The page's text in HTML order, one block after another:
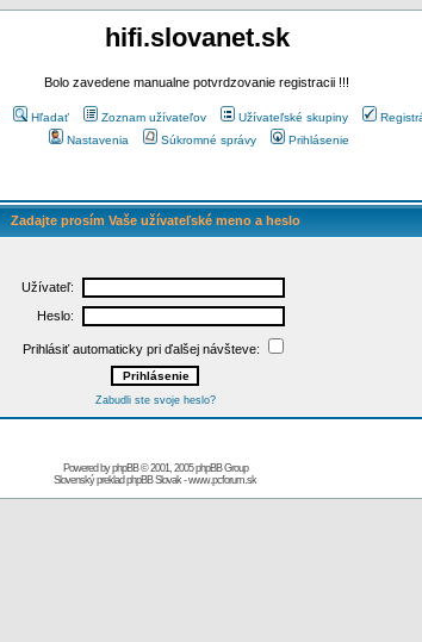
hifi.slovanet.sk
Bolo zavedene manualne potvrdzovanie registracii !!!
Hľadať Zoznam užívateľov Užívateľské skupiny
Nastavenia
Súkromné správy Prihlásenie
Zadajte prosím Vaše užívateľské meno a heslo
Užívateľ:
Heslo:
Prihlásiť automaticky pri ďalšej návšteve:
Zabudli ste svoje heslo?
Powered byphpBB© 2001, 2005 phpBB Group
Slovenský preklad phpBB Slovak-www.pcforum.sk